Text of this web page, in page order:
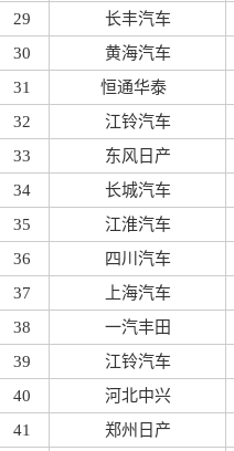
29
长丰汽车
30
黄海汽车
31
恒通华泰
32
江铃汽车
33
东风日产
34
长城汽车
35
江淮汽车
36
四川汽车
37
上海汽车
38
一汽丰田
39
江铃汽车
40
河北中兴
41
郑州日产